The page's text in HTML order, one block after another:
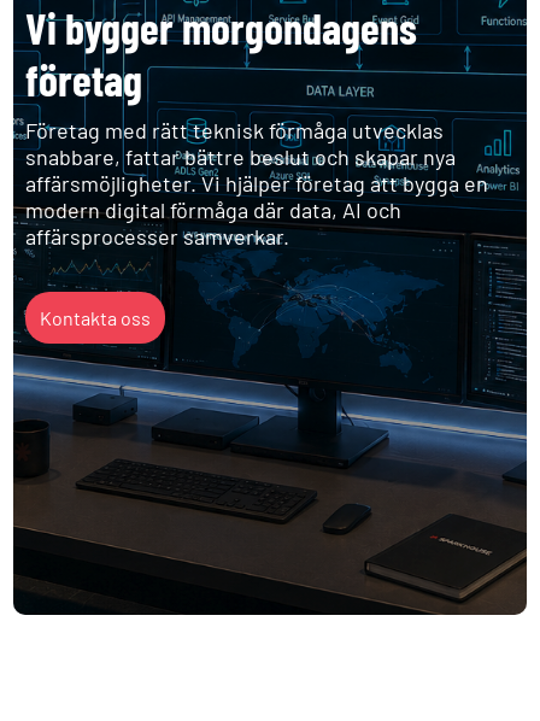
Vi bygger morgondagens
företag
Företag med rätt teknisk förmåga utvecklas
snabbare, fattar bättre beslut och skapar nya
affärsmöjligheter. Vi hjälper företag att bygga en
modern digital förmåga där data, AI och
affärsprocesser samverkar.
Kontakta oss